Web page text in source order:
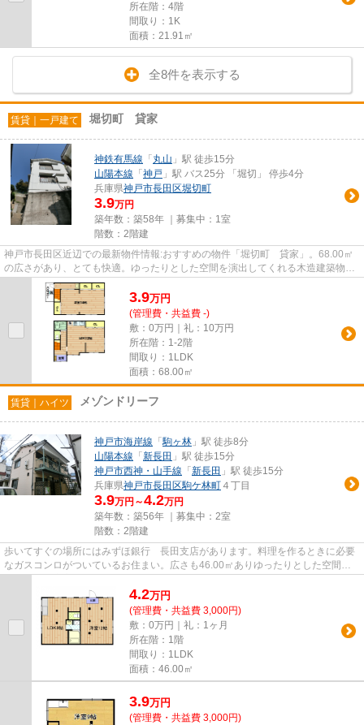
所在階：4階
間取り：1K
面積：21.91㎡
全8件を表示する
賃貸｜一戸建て 堀切町 貸家
神鉄有馬線 「 丸山 」駅 徒歩15分
山陽本線 「 神戸 」駅 バス25分 「堀切」 停歩4分
兵庫県神戸市長田区堀切町
3.9万円
築年数：築58年 ｜募集中： 1室
階数：2階建
神戸市長田区近辺での最新物件情報:おすすめの物件「堀切町 貸家」。68.00㎡
の広さがあり、とても快適。ゆったりとした空間を演出してくれる木造建築物
件。一戸建ての物件なら、集合...
3.9万円
(管理費・共益費 -)
敷：0万円｜礼：10万円
所在階：1-2階
間取り：1LDK
面積：68.00㎡
賃貸｜ハイツ メゾンドリーフ
神戸市海岸線 「駒ヶ林 」駅 徒歩8分
山陽本線 「 新長田 」駅 徒歩15分
神戸市西神・山手線 「 新長田 」駅 徒歩15分
兵庫県神戸市長田区駒ケ林町 ４丁目
3.9万円～4.2万円
築年数：築56年 ｜募集中： 2室
階数：2階建
歩いてすぐの場所にはみずほ銀行 長田支店があります。料理を作るときに必要
なガスコンロがついているお住まい。広さも46.00㎡ありゆったりとした空間が
4.2万円
(管理費・共益費 3,000円)
敷：0万円｜礼：1ヶ月
所在階：1階
間取り：1LDK
面積：46.00㎡
3.9万円
(管理費・共益費 3,000円)